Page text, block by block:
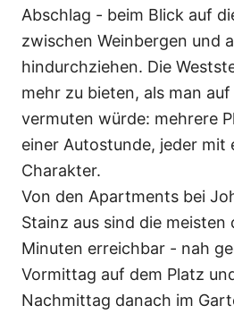
Abschlag - beim Blick auf
zwischen Weinbergen und
hindurchziehen. Die
mehr zu bieten, als man
vermuten würde: mehrere
einer Autostunde, jeder mit
Charakter.
Von den Apartments bei
Stainz aus sind die meisten
Minuten erreichbar - nah
Vormittag auf dem Platz
Nachmittag danach im